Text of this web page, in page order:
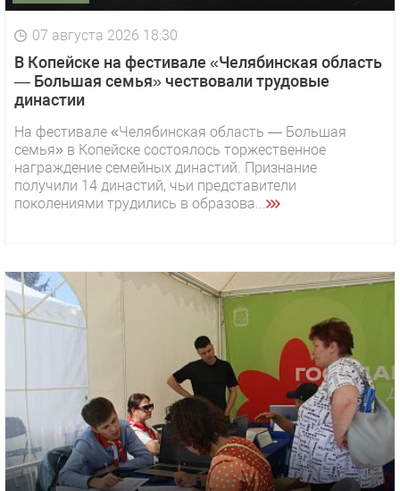
07 августа 2026 18:30
В Копейске на фестивале «Челябинская область
— Большая семья» чествовали трудовые
династии
На фестивале «Челябинская область — Большая
семья» в Копейске состоялось торжественное
награждение семейных династий. Признание
получили 14 династий, чьи представители
поколениями трудились в образова...